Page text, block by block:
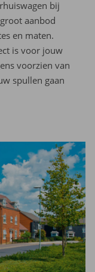
bij
aanbod
en maten.
is voor jouw
voorzien van
spullen gaan